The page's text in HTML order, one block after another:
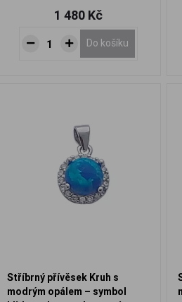
1 480 Kč
Do košíku
Stříbrný přívěsek Kruh s
modrým opálem – symbol